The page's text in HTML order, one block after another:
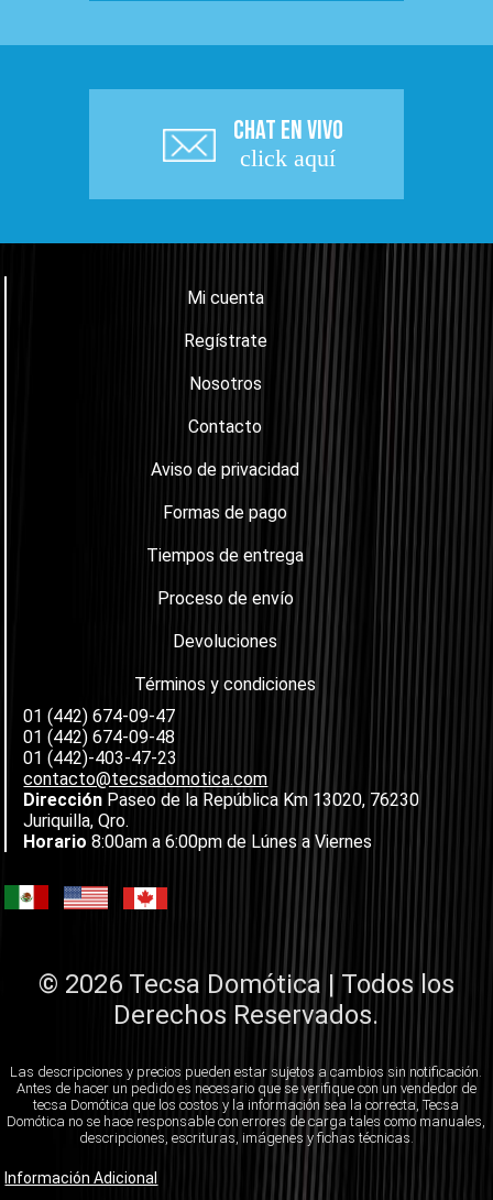
CHAT EN VIVO
click aquí
Mi cuenta
Regístrate
Nosotros
Contacto
Aviso de privacidad
Formas de pago
Tiempos de entrega
Proceso de envío
Devoluciones
Términos y condiciones
01 (442) 674-09-47
01 (442) 674-09-48
01 (442)-403-47-23
contacto@tecsadomotica.com
Dirección Paseo de la República Km 13020, 76230
Juriquilla, Qro.
Horario 8:00am a 6:00pm de Lúnes a Viernes
© 2026 Tecsa Domótica | Todos los
Derechos Reservados.
Las descripciones y precios pueden estar sujetos a cambios sin notificación.
Antes de hacer un pedido es necesario que se verifique con un vendedor de
tecsa Domótica que los costos y la información sea la correcta, Tecsa
Domótica no se hace responsable con errores de carga tales como manuales,
descripciones, escrituras, imágenes y fichas técnicas.
Información Adicional